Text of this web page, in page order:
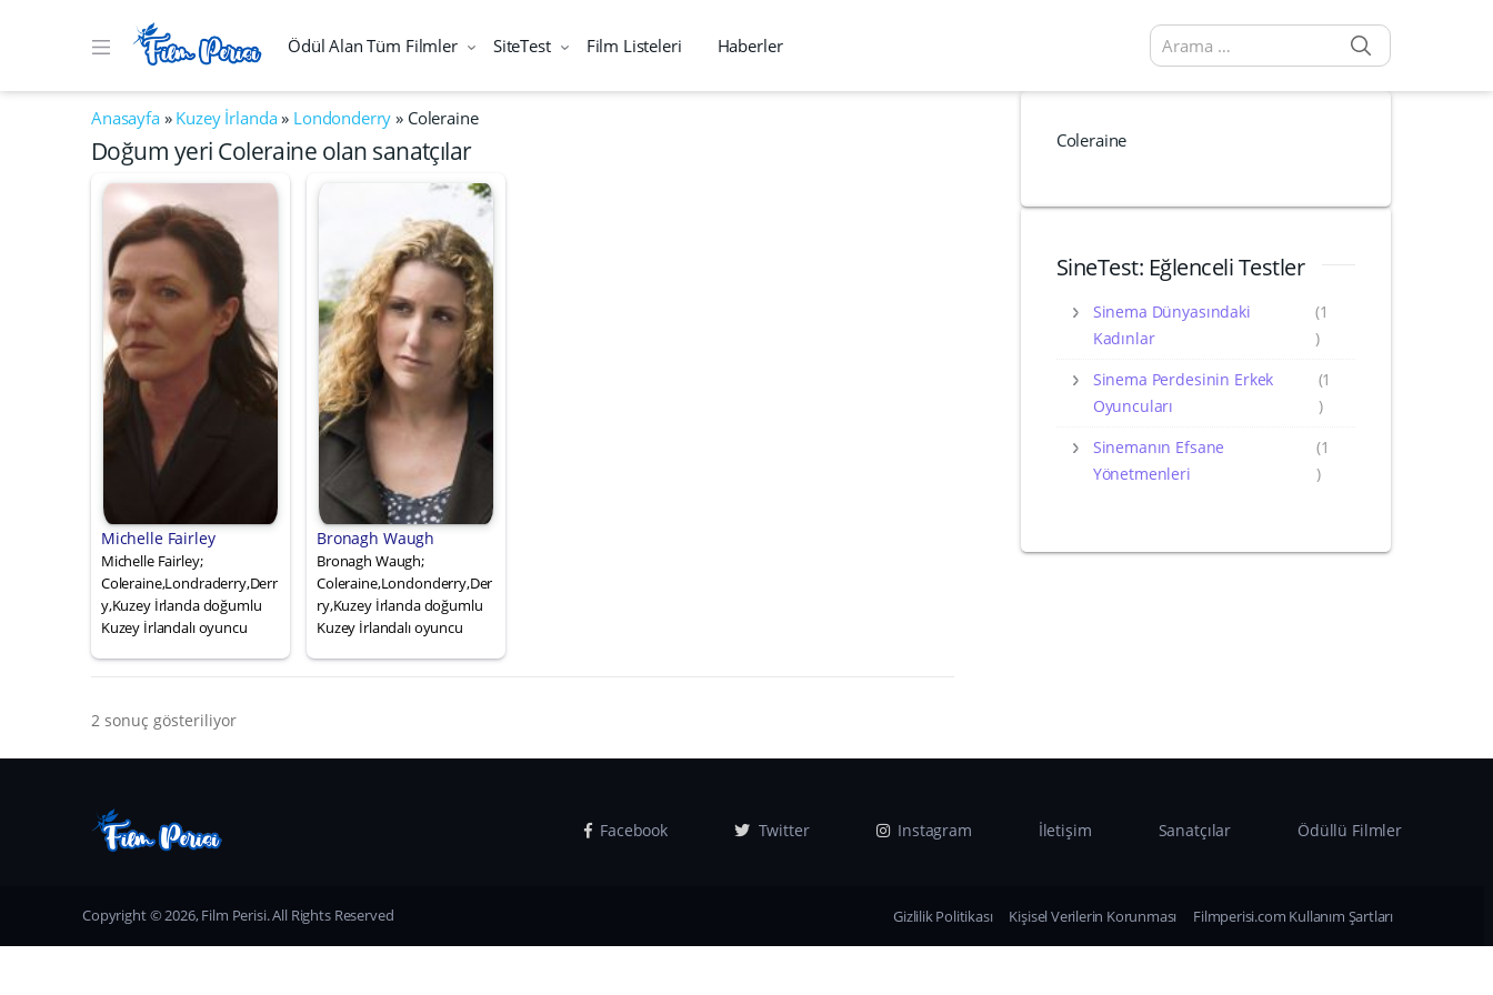
Ödül Alan Tüm Filmler SiteTest Film Listeleri Haberler
Arama sonuçları:
Anasayfa» Kuzey İrlanda» Londonderry » Coleraine
Doğum yeri Coleraine olan sanatçılar
Michelle Fairley
Michelle Fairley;
Coleraine,Londraderry,Derr
y,Kuzey İrlanda doğumlu
Kuzey İrlandalı oyuncu
Bronagh Waugh
Bronagh Waugh;
Coleraine,Londonderry,Der
ry,Kuzey İrlanda doğumlu
Kuzey İrlandalı oyuncu
2 sonuç gösteriliyor
Coleraine
SineTest: Eğlenceli Testler
Sinema Dünyasındaki
Kadınlar
(1
)
Sinema Perdesinin Erkek
Oyuncuları
(1
)
Sinemanın Efsane
Yönetmenleri
(1
)
Facebook Twitter Instagram İletişim Sanatçılar Ödüllü Filmler
Copyright © 2026, Film Perisi. All Rights Reserved Gizlilik Politikası Kişisel Verilerin Korunması Filmperisi.com Kullanım Şartları